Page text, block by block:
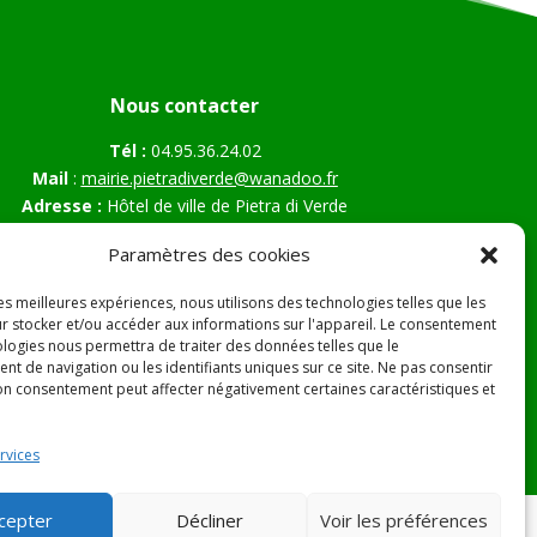
Paramètres des cookies
meilleures expériences, nous utilisons des technologies telles que les
stocker et/ou accéder aux informations sur l'appareil. Le consentement
nous permettra de traiter des données telles que le
de navigation ou les identifiants uniques sur ce site. Ne pas consentir
consentement peut affecter négativement certaines caractéristiques et
Décliner Voir les préférences
Nous contacter
Tél : 04.95.36.24.02
Mail: mairie.pietradiverde@wanadoo.fr
Adresse : Hôtel de ville de Pietra di Verde
20230 Pietra di Verde
Légales